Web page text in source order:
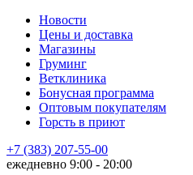
Новости
Цены и доставка
Магазины
Груминг
Ветклиника
Бонусная программа
Оптовым покупателям
Горсть в приют
+7 (383) 207-55-00
ежедневно 9:00 - 20:00